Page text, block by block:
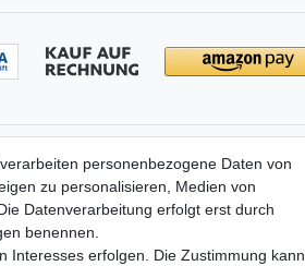
personenbezogene Daten von
zu personalisieren, Medien von
Datenverarbeitung erfolgt erst durch
benennen.
Interesses erfolgen. Die Zustimmung kann